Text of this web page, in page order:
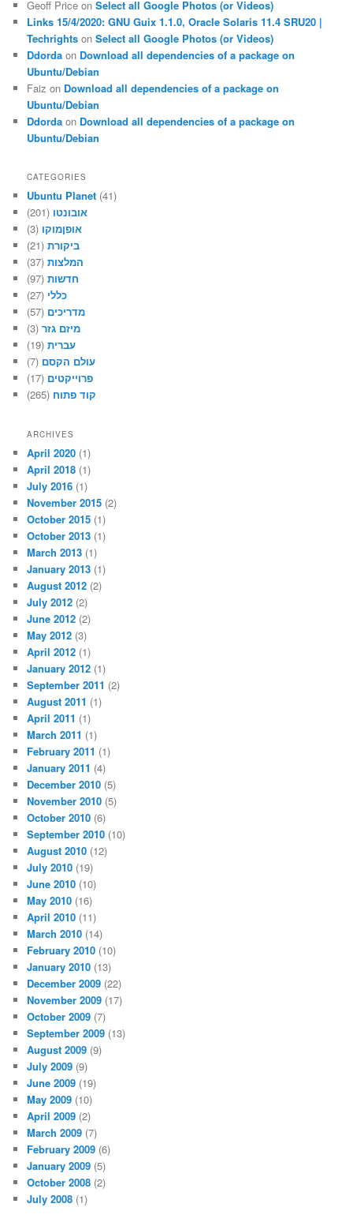
Geoff Price onSelect all Google Photos (or Videos)
Links 15/4/2020: GNU Guix 1.1.0, Oracle Solaris 11.4 SRU20 |
Techrights onSelect all Google Photos (or Videos)
Ddorda on Download all dependencies of a package on
Ubuntu/Debian
Faiz on Download all dependencies of a package on
Ubuntu/Debian
Ddorda on Download all dependencies of a package on
Ubuntu/Debian
CATEGORIES
Ubuntu Planet (41)
אובונטו (201)
אופןמוקו (3)
ביקורת(21)
המלצות(37)
חדשות(97)
כללי (27)
מדריכים (57)
מיזם גזר(3)
עברית(19)
עולם הקסם (7)
פרוייקטים (17)
קוד פתוח (265)
ARCHIVES
April 2020 (1)
April 2018 (1)
July 2016 (1)
November 2015 (2)
October 2015 (1)
October 2013 (1)
March 2013 (1)
January 2013 (1)
August 2012 (2)
July 2012 (2)
June 2012 (2)
May 2012 (3)
April 2012 (1)
January 2012 (1)
September 2011 (2)
August 2011 (1)
April 2011 (1)
March 2011 (1)
February 2011 (1)
January 2011 (4)
December 2010 (5)
November 2010 (5)
October 2010 (6)
September 2010 (10)
August 2010 (12)
July 2010 (19)
June 2010 (10)
May 2010 (16)
April 2010 (11)
March 2010 (14)
February 2010 (10)
January 2010 (13)
December 2009 (22)
November 2009 (17)
October 2009 (7)
September 2009 (13)
August 2009 (9)
July 2009 (9)
June 2009 (19)
May 2009 (10)
April 2009 (2)
March 2009 (7)
February 2009 (6)
January 2009 (5)
October 2008 (2)
July 2008 (1)